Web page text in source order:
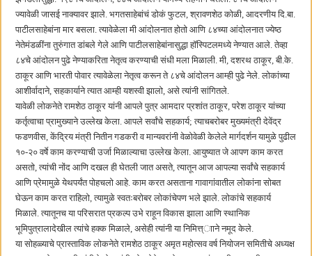
ज्यावेळी जासई नाक्यावर झाले. भगतसाहेबांचं डोकं फुटल, श्रावणशेठ कोळी, आदरणीय दि.बा.
पाटीलसाहेबांना मार बसला. त्यावेळेला मी आंदोलनात होतो आणि ८४च्या आंदोलनात ज्येष्ठ
नेतेमंडळींना तुरुंगात डांबले गेले आणि पाटीलसाहेबांनासुद्धा हॉस्पिटलमध्ये नेण्यात आले. तेव्हा
८४चे आंदोलन पुढे नेण्याकरिता नेतृत्व करण्याची संधी मला मिळाली. मी, दशरथ ठाकूर, बी.के.
ठाकूर आणि भारती पोवार त्यावेळेला नेतृत्व करून ते ८४चे आंदोलन आम्ही पुढे नेले. लोकांच्या
आशीर्वादाने, सहकार्याने त्यात आम्ही यशस्वी झालो, असे त्यांनी सांगितले.
यावेळी लोकनेते रामशेठ ठाकूर यांनी आपले पुत्र आमदार प्रशांत ठाकूर, परेश ठाकूर यांच्या
कर्तृत्वाचा प्रामुख्याने उल्लेख केला. आपले सर्वांचे सहकार्य; त्याचबरोबर मुख्यमंत्री देवेंद्र
फडणवीस, केंद्रिय मंत्री नितीन गडकरी व मान्यवरांनी वेळोवेळी केलेले मार्गदर्शन यामुळे पुढील
१०-२० वर्षे काम करण्याची उर्जा मिळाल्याचा उल्लेख केला. आयुष्यात जे आपण काम करत
असतो, त्यांची नोंद आणि दखल ही घेतली जात असते, त्यातून आज आपल्या सर्वांचे सहकार्य
आणि प्रेमामुळे येथपर्यंत पोहचलो आहे. काम करत असताना गावागांवातील लोकांना सोबत
घेऊन काम करत राहिलो, त्यामुळे स्वतःबरोबर लोकांचेपण भले झाले. लोकांचे सहकार्य
मिळाले. त्यातूनच या परिसरात प्रकल्प उभे राहून विकास झाला आणि स्थानिक
भूमिपुत्रालादेखील त्यांचे हक्क मिळाले, असेही त्यांनी या निमित्त्ााने नमूद केले.
या सोहळ्याचे प्रास्ताविक लोकनेते रामशेठ ठाकूर अमृत महोत्सव वर्ष नियोजन समितीचे अध्यक्ष